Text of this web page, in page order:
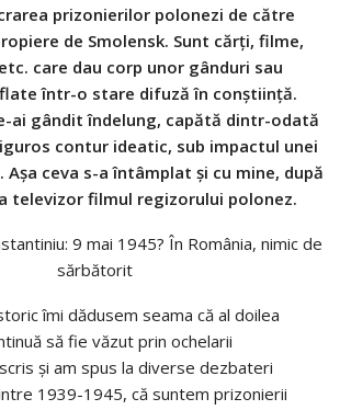
prizonierilor polonezi de către
de Smolensk. Sunt cărți, filme,
care dau corp unor gânduri sau
într-o stare difuză în conștiință.
ai gândit îndelung, capătă dintr-odată
contur ideatic, sub impactul unei
ceva s-a întâmplat și cu mine, după
televizor filmul regizorului polonez.
îmi dădusem seama că al doilea
să fie văzut prin ochelarii
și am spus la diverse dezbateri
1939-1945, că suntem prizonierii